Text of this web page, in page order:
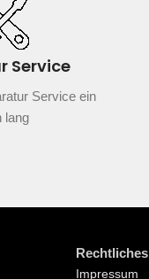
Service
Service ein
lang
Rechtliches
Impressum